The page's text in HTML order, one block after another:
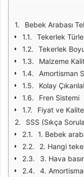
Bebek Arabası
Tekerlek
Tekerlek
Malzeme
Amortisman
Kolay
Fren Sistemi
Fiyat ve
SSS (Sıkça
1. Bebek
2. Hangi
3. Hava
4.